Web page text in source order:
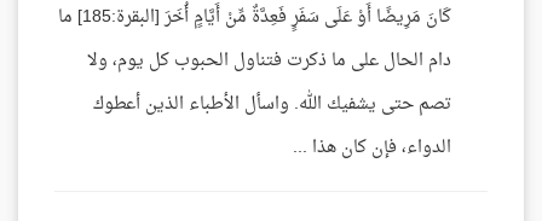
كَانَ مَرِيضًا أَوْ عَلَى سَفَرٍ فَعِدَّةٌ مِّنْ أَيَّامٍ أُخَرَ [البقرة:185] ما
دام الحال على ما ذكرت فتناول الحبوب كل يوم، ولا
تصم حتى يشفيك الله. واسأل الأطباء الذين أعطوك
الدواء، فإن كان هذا ...